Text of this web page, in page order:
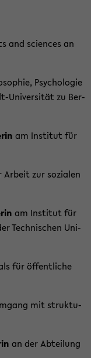
and sci­en­ces an
Psy­cho­lo­gie
​Universität zu Ber­
am In­sti­tut für
Ar­beit zur so­zia­len
am In­sti­tut für
Tech­ni­schen Uni­
für öf­fent­li­che
mit struk­tu­
an der Ab­tei­lung